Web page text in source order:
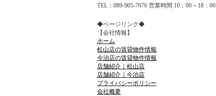
TEL：089-905-7676 営業時間 10：00～18：00
◆ページリンク◆
【会社情報】
ホーム
松山店の賃貸物件情報
今治店の賃貸物件情報
店舗紹介｜松山店
店舗紹介｜今治店
プライバシーポリシー
会社概要